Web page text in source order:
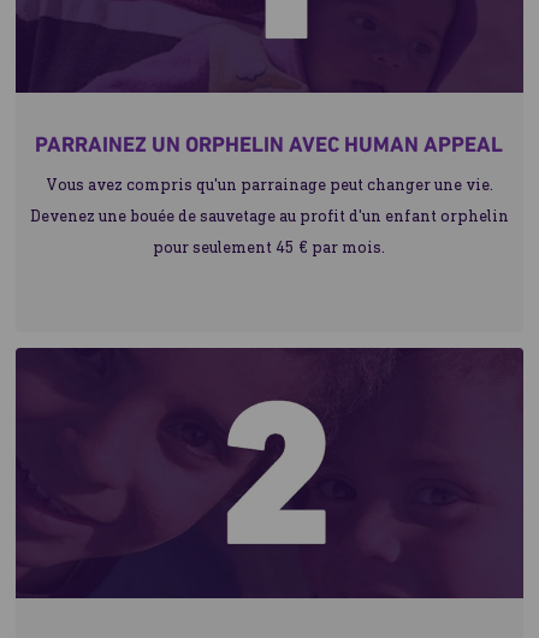
PARRAINEZ UN ORPHELIN AVEC HUMAN APPEAL
Vous avez compris qu'un parrainage peut changer une vie.
Devenez une bouée de sauvetage au profit d'un enfant orphelin
pour seulement 45 € par mois.